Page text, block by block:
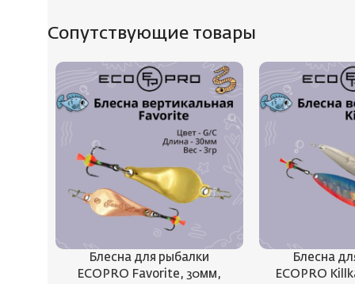
Сопутствующие товары
Блесна для рыбалки
ECOPRO Favorite, 30мм,
Блесна
ECOPRO